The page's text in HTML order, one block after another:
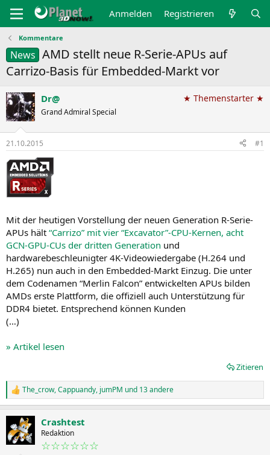
Anmelden Registrieren
Kommentare
News AMD stellt neue R-Serie-APUs auf
Carrizo-Basis für Embedded-Markt vor
Dr@
Grand Admiral Special
★ Themenstarter ★
21.10.2015 #1
Mit der heutigen Vorstellung der neuen Generation R‑Serie-
APUs hält “Carrizo” mit vier “Excavator”-CPU-Kernen, acht
GCN-GPU-CUs der dritten Generation und
hardwarebeschleunigter 4K-Videowiedergabe (H.264 und
H.265) nun auch in den Embedded-Markt Einzug. Die unter
dem Codenamen “Merlin Falcon” entwickelten APUs bilden
AMDs erste Plattform, die offiziell auch Unterstützung für
DDR4 bietet. Entsprechend können Kunden
(…)
» Artikel lesen
Zitieren
R
e
k
t
i
The_crow,Cappuandy, jumPM und 13 andere
Crashtest
Redaktion
☆☆☆☆☆☆